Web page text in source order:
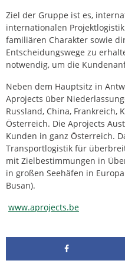
Ziel der Gruppe ist es,
internationalen
familiären Charakter sowie
Entscheidungswege zu
notwendig, um die
Neben dem Hauptsitz in
Aprojects über
Russland, China, Frankreich,
Österreich. Die Aprojects
Kunden in ganz Österreich.
Transportlogistik für
mit Zielbestimmungen in
in großen Seehäfen in
Busan).
www.aprojects.be